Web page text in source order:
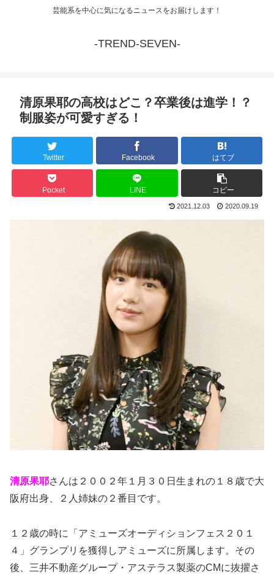
芸能系を中心に気になるニュースをお届けします！
-TREND-SEVEN-
清原果耶の高校はどこ？卒業後は進学！？
制服姿が可愛すぎる！
Twitter Facebook はてブ
Pocket LINE コピー
2021.12.03 2020.09.19
清原果耶さんは２００２年１月３０日生まれの１８歳で大
阪府出身、２人姉妹の２番目です。
１２歳の時に「アミューズオーディションフェス２０１
４」グランプリを獲得しアミューズに所属します。その
後、三井不動産グループ・アステラス製薬のCMに抜擢さ